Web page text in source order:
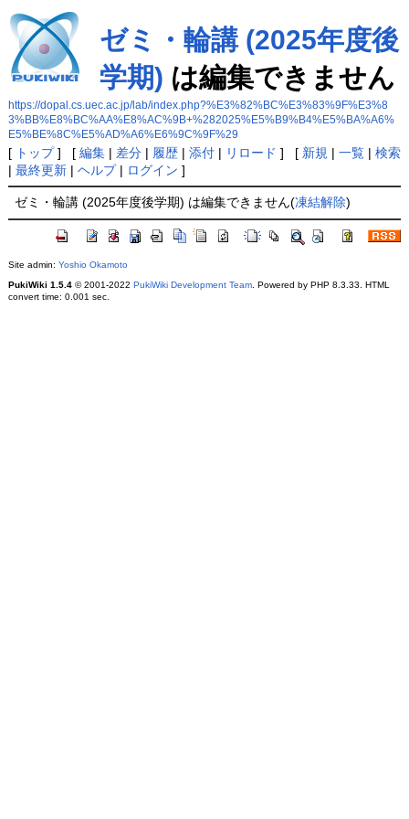
ゼミ・輪講 (2025年度後
学期) は編集できません
https://dopal.cs.uec.ac.jp/lab/index.php?%E3%82%BC%E3%83%9F%E3%8
3%BB%E8%BC%AA%E8%AC%9B+%282025%E5%B9%B4%E5%BA%A6%
E5%BE%8C%E5%AD%A6%E6%9C%9F%29
[ トップ] [ 編集| 差分| 履歴| 添付| リロード ] [ 新規 | 一覧| 検索
| 最終更新| ヘルプ| ログイン ]
ゼミ・輪講 (2025年度後学期) は編集できません(凍結解除)
Site admin: Yoshio Okamoto
PukiWiki 1.5.4© 2001-2022 PukiWiki Development Team. Powered by PHP 8.3.33. HTML
convert time: 0.001 sec.